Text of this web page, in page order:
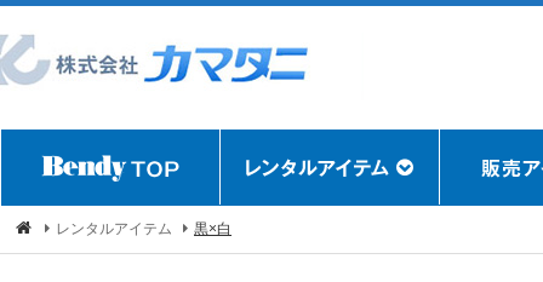
レンタルアイテム 黒×白